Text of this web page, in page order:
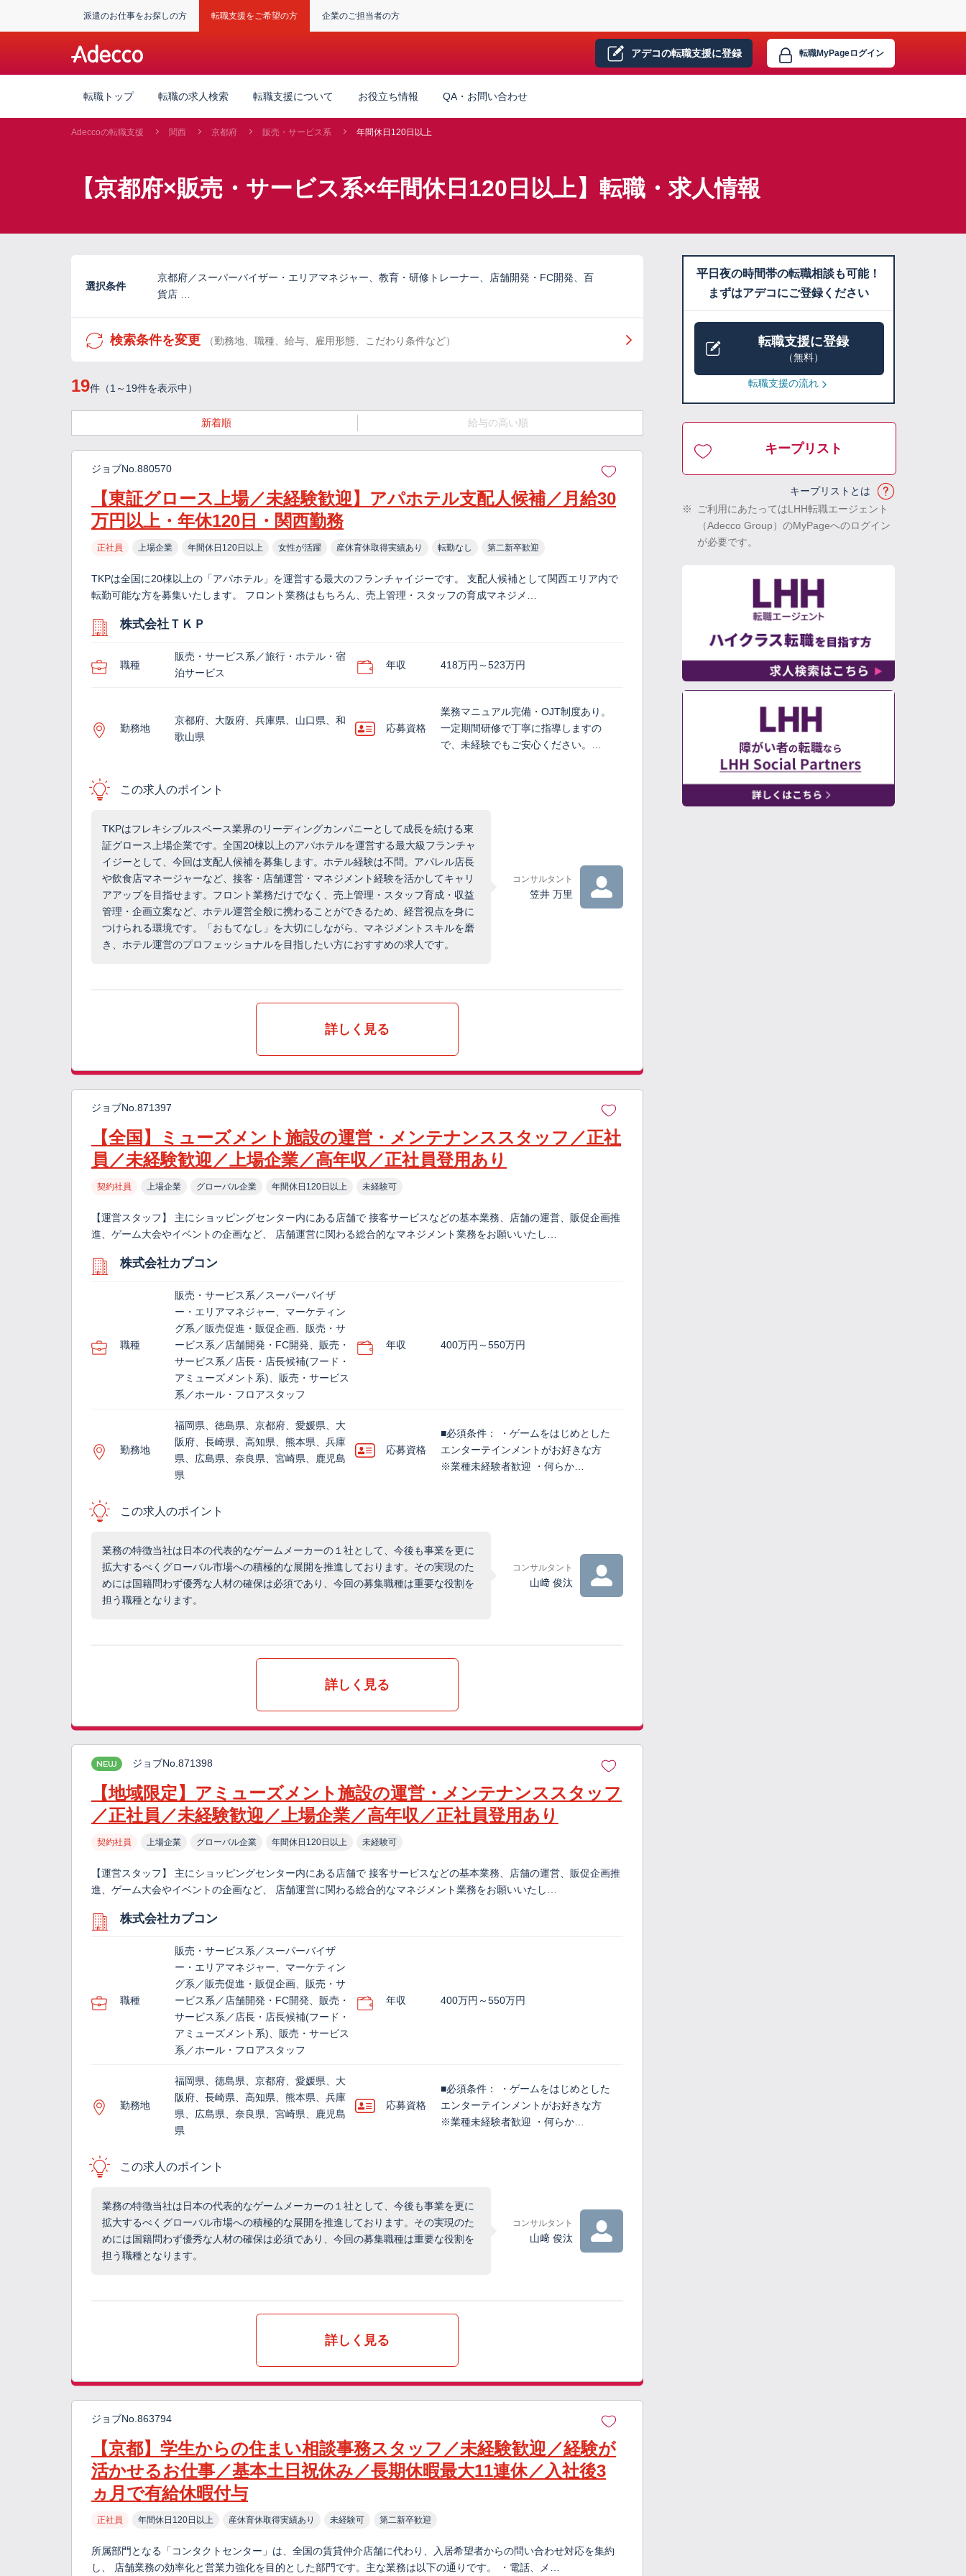
派遣のお仕事をお探しの方 転職支援をご希望の方 企業のご担当者の方
アデコの転職支援に登録 転職MyPageログイン
転職トップ 転職の求人検索 転職支援について お役立ち情報 QA・お問い合わせ
Adeccoの転職支援 関西 京都府 販売・サービス系 年間休日120日以上
【京都府×販売・サービス系×年間休日120日以上】転職・求人情報
選択条件
京都府／スーパーバイザー・エリアマネジャー、教育・研修トレーナー、店舗開発・FC開発、百
貨店 …
検索条件を変更 （勤務地、職種、給与、雇用形態、こだわり条件など）
19件（1～19件を表示中）
新着順 給与の高い順
ジョブNo.880570
【東証グロース上場／未経験歓迎】アパホテル支配人候補／月給30
万円以上・年休120日・関西勤務
正社員 上場企業 年間休日120日以上 女性が活躍 産休育休取得実績あり 転勤なし 第二新卒歓迎
TKPは全国に20棟以上の「アパホテル」を運営する最大のフランチャイジーです。 支配人候補として関西エリア内で
転勤可能な方を募集いたします。 フロント業務はもちろん、売上管理・スタッフの育成マネジメ…
株式会社ＴＫＰ
職種
販売・サービス系／旅行・ホテル・宿
泊サービス
年収 418万円～523万円
勤務地
京都府、大阪府、兵庫県、山口県、和
歌山県
応募資格
業務マニュアル完備・OJT制度あり。
一定期間研修で丁寧に指導しますの
で、未経験でもご安心ください。…
この求人のポイント
TKPはフレキシブルスペース業界のリーディングカンパニーとして成長を続ける東
証グロース上場企業です。全国20棟以上のアパホテルを運営する最大級フランチャ
イジーとして、今回は支配人候補を募集します。ホテル経験は不問。アパレル店長
や飲食店マネージャーなど、接客・店舗運営・マネジメント経験を活かしてキャリ
アアップを目指せます。フロント業務だけでなく、売上管理・スタッフ育成・収益
管理・企画立案など、ホテル運営全般に携わることができるため、経営視点を身に
つけられる環境です。「おもてなし」を大切にしながら、マネジメントスキルを磨
き、ホテル運営のプロフェッショナルを目指したい方におすすめの求人です。
コンサルタント
笠井 万里
詳しく見る
ジョブNo.871397
【全国】ミューズメント施設の運営・メンテナンススタッフ／正社
員／未経験歓迎／上場企業／高年収／正社員登用あり
契約社員 上場企業 グローバル企業 年間休日120日以上 未経験可
【運営スタッフ】 主にショッピングセンター内にある店舗で 接客サービスなどの基本業務、店舗の運営、販促企画推
進、ゲーム大会やイベントの企画など、 店舗運営に関わる総合的なマネジメント業務をお願いいたし…
株式会社カプコン
職種
販売・サービス系／スーパーバイザ
ー・エリアマネジャー、マーケティン
グ系／販売促進・販促企画、販売・サ
ービス系／店舗開発・FC開発、販売・
サービス系／店長・店長候補(フード・
アミューズメント系)、販売・サービス
系／ホール・フロアスタッフ
年収 400万円～550万円
勤務地
福岡県、徳島県、京都府、愛媛県、大
阪府、長崎県、高知県、熊本県、兵庫
県、広島県、奈良県、宮崎県、鹿児島
県
応募資格
■必須条件： ・ゲームをはじめとした
エンターテインメントがお好きな方
※業種未経験者歓迎 ・何らか…
この求人のポイント
業務の特徴当社は日本の代表的なゲームメーカーの１社として、今後も事業を更に
拡大するべくグローバル市場への積極的な展開を推進しております。その実現のた
めには国籍問わず優秀な人材の確保は必須であり、今回の募集職種は重要な役割を
担う職種となります。
コンサルタント
山﨑 俊汰
詳しく見る
NEW ジョブNo.871398
【地域限定】アミューズメント施設の運営・メンテナンススタッフ
／正社員／未経験歓迎／上場企業／高年収／正社員登用あり
契約社員 上場企業 グローバル企業 年間休日120日以上 未経験可
【運営スタッフ】 主にショッピングセンター内にある店舗で 接客サービスなどの基本業務、店舗の運営、販促企画推
進、ゲーム大会やイベントの企画など、 店舗運営に関わる総合的なマネジメント業務をお願いいたし…
株式会社カプコン
職種
販売・サービス系／スーパーバイザ
ー・エリアマネジャー、マーケティン
グ系／販売促進・販促企画、販売・サ
ービス系／店舗開発・FC開発、販売・
サービス系／店長・店長候補(フード・
アミューズメント系)、販売・サービス
系／ホール・フロアスタッフ
年収 400万円～550万円
勤務地
福岡県、徳島県、京都府、愛媛県、大
阪府、長崎県、高知県、熊本県、兵庫
県、広島県、奈良県、宮崎県、鹿児島
県
応募資格
■必須条件： ・ゲームをはじめとした
エンターテインメントがお好きな方
※業種未経験者歓迎 ・何らか…
この求人のポイント
業務の特徴当社は日本の代表的なゲームメーカーの１社として、今後も事業を更に
拡大するべくグローバル市場への積極的な展開を推進しております。その実現のた
めには国籍問わず優秀な人材の確保は必須であり、今回の募集職種は重要な役割を
担う職種となります。
コンサルタント
山﨑 俊汰
詳しく見る
ジョブNo.863794
【京都】学生からの住まい相談事務スタッフ／未経験歓迎／経験が
活かせるお仕事／基本土日祝休み／長期休暇最大11連休／入社後3
ヵ月で有給休暇付与
正社員 年間休日120日以上 産休育休取得実績あり 未経験可 第二新卒歓迎
所属部門となる「コンタクトセンター」は、全国の賃貸仲介店舗に代わり、入居希望者からの問い合わせ対応を集約
し、 店舗業務の効率化と営業力強化を目的とした部門です。主な業務は以下の通りです。 ・電話、メ…
平日夜の時間帯の転職相談も可能！
まずはアデコにご登録ください
転職支援に登録
（無料）
転職支援の流れ
キープリスト
キープリストとは
※
ご利用にあたってはLHH転職エージェント
（Adecco Group）のMyPageへのログイン
が必要です。